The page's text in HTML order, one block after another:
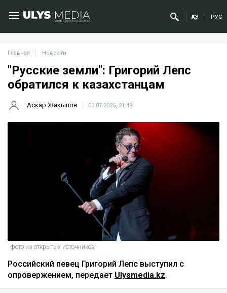
ҚАЗ РУС
Главная Новости
"Русские земли": Григорий Лепс
обратился к казахстанцам
Аскар Жакыпов 03.07.2026, 21:49
фото из открытых источников
Российский певец Григорий Лепс выступил с
опровержением, передает Ulysmedia.kz.